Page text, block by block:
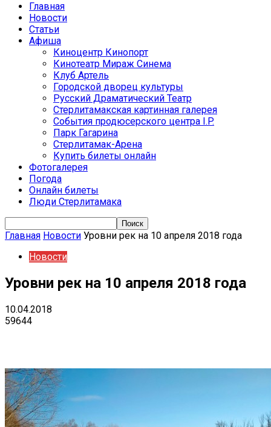
Главная
Новости
Статьи
Афиша
Киноцентр Кинопорт
Кинотеатр Мираж Синема
Клуб Артель
Городской дворец культуры
Русский Драматический Театр
Стерлитамакская картинная галерея
События продюсерского центра I.P.
Парк Гагарина
Стерлитамак-Арена
Купить билеты онлайн
Фотогалерея
Погода
Онлайн билеты
Люди Стерлитамака
Главная Новости Уровни рек на 10 апреля 2018 года
Новости
Уровни рек на 10 апреля 2018 года
10.04.2018
59644